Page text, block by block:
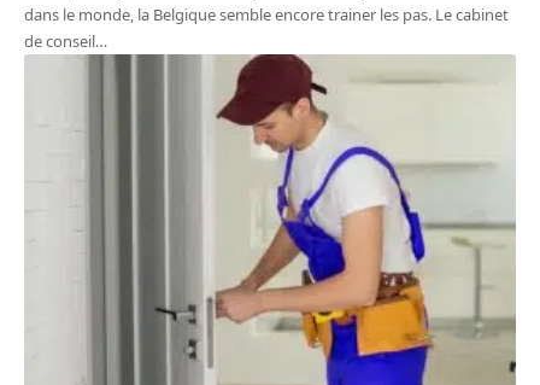
dans le monde, la Belgique semble encore trainer les pas. Le cabinet
de conseil…